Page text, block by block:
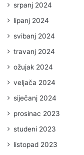
srpanj 2024
lipanj 2024
svibanj 2024
travanj 2024
ožujak 2024
veljača 2024
siječanj 2024
prosinac 2023
studeni 2023
listopad 2023